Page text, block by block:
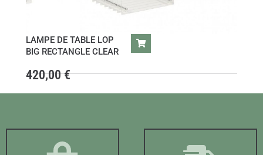
LAMPE DE TABLE LOP
BIG RECTANGLE CLEAR
420,00€